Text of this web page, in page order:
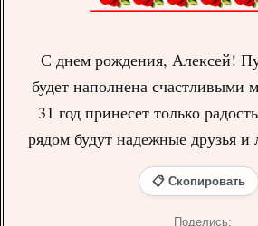
С днем рождения, Алексей!
будет наполнена счастливыми
31 год принесет только
рядом будут надежные друзья
📋 Скопировать
Поделись: